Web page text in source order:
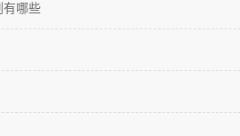
有哪些